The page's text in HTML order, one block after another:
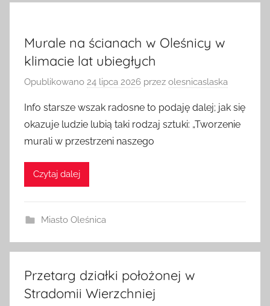
Murale na ścianach w Oleśnicy w
klimacie lat ubiegłych
Opublikowano 24 lipca 2026 przez olesnicaslaska
Info starsze wszak radosne to podaję dalej; jak się
okazuje ludzie lubią taki rodzaj sztuki: „Tworzenie
murali w przestrzeni naszego
Czytaj dalej
Miasto Oleśnica
Przetarg działki położonej w
Stradomii Wierzchniej